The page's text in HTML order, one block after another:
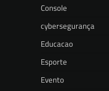
Console
cybersegurança
Educacao
Esporte
Evento